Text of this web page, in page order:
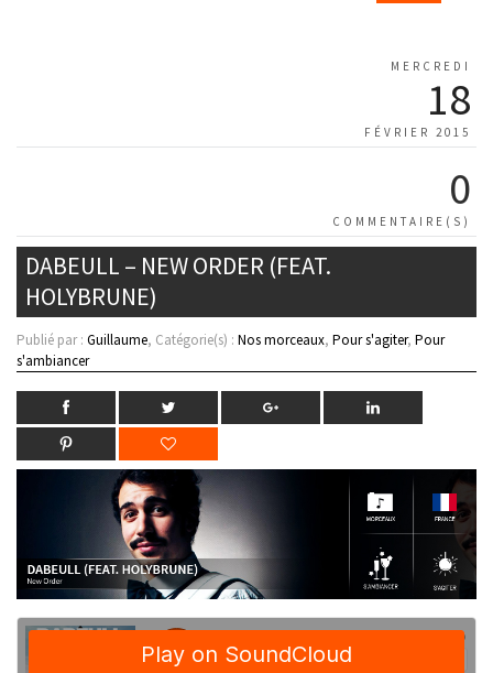
MERCREDI
18
FÉVRIER 2015
0
COMMENTAIRE(S)
DABEULL – NEW ORDER (FEAT.
HOLYBRUNE)
Publié par : Guillaume, Catégorie(s) : Nos morceaux, Pour s'agiter, Pour
s'ambiancer